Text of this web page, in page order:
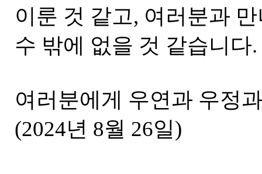
이룬 것 같고, 여러분과
수 밖에 없을 것 같습니다.
여러분에게 우연과 우정
(2024년 8월 26일)